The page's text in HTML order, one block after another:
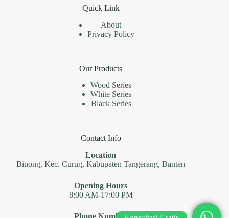
Quick Link
About
Privacy Policy
Our Products
Wood Series
White Series
Black Series
Contact Info
Location
Binong, Kec. Curug, Kabupaten Tangerang, Banten
Opening Hours
8:00 AM-17:00 PM